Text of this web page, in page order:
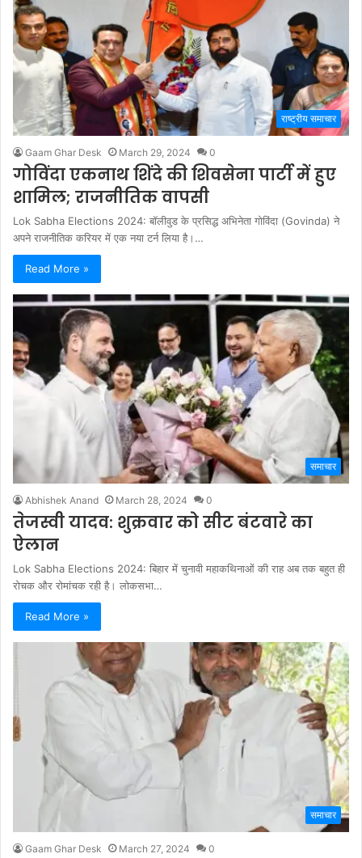
राष्ट्रीय समाचार
Gaam Ghar Desk March 29, 2024 0
गोविंदा एकनाथ शिंदे की शिवसेना पार्टी में हुए
शामिल; राजनीतिक वापसी
Lok Sabha Elections 2024: बॉलीवुड के प्रसिद्ध अभिनेता गोविंदा (Govinda) ने
अपने राजनीतिक करियर में एक नया टर्न लिया है।…
Read More »
समाचार
Abhishek Anand March 28, 2024 0
तेजस्वी यादव: शुक्रवार को सीट बंटवारे का
ऐलान
Lok Sabha Elections 2024: बिहार में चुनावी महाकथिनाओं की राह अब तक बहुत ही
रोचक और रोमांचक रही है। लोकसभा…
Read More »
समाचार
Gaam Ghar Desk March 27, 2024 0